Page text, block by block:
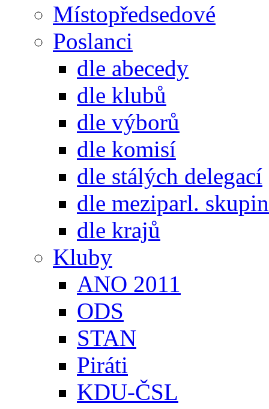
Místopředsedové
Poslanci
dle abecedy
dle klubů
dle výborů
dle komisí
dle stálých delegací
dle meziparl. skupin
dle krajů
Kluby
ANO 2011
ODS
STAN
Piráti
KDU-ČSL